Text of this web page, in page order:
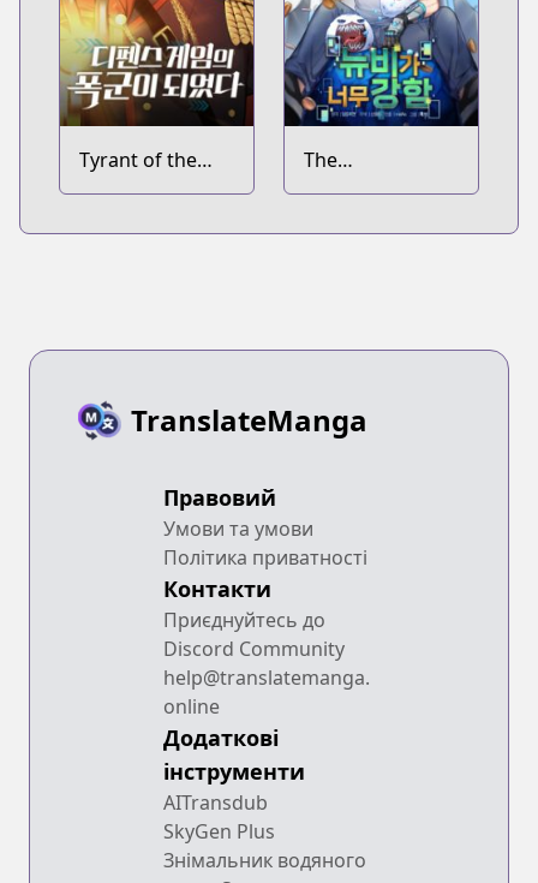
Tyrant of the
Tower Defense
The
Overpowered
TranslateManga
Правовий
Умови та умови
Політика приватності
Контакти
Приєднуйтесь до
Discord Community
help@translatemanga.
online
Додаткові
інструменти
AITransdub
SkyGen Plus
Знімальник водяного